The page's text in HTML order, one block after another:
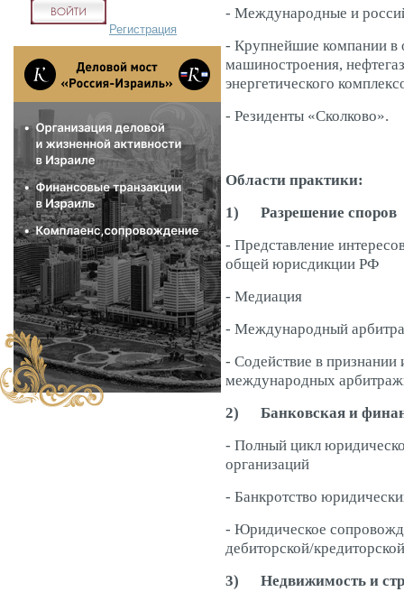
- Международные и
- Крупнейшие компании в
машиностроения,
энергетического
- Резиденты «Сколково».
Области практики:
1)
Разрешение споров
- Представление
общей юрисдикции РФ
- Медиация
- Международный
- Содействие в признании
международных
2)
Банковская и
- Полный цикл
организаций
- Банкротство
- Юридическое
дебиторской/
3)
Недвижимость и
Регистрация